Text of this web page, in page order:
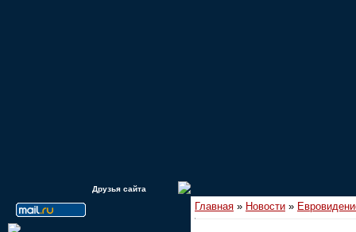
Друзья сайта
Главная » Новости »